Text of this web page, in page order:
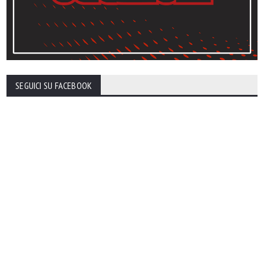
SEGUICI SU FACEBOOK